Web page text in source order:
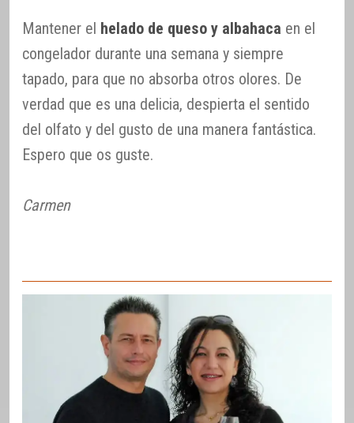
Mantener el helado de queso y albahaca en el
congelador durante una semana y siempre
tapado, para que no absorba otros olores. De
verdad que es una delicia, despierta el sentido
del olfato y del gusto de una manera fantástica.
Espero que os guste.
Carmen